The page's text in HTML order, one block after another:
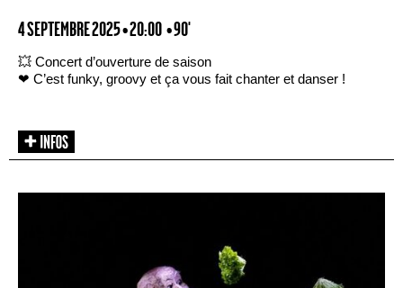
4 SEPTEMBRE 2025 • 20:00 • 90'
💥 Concert d’ouverture de saison
❤ C’est funky, groovy et ça vous fait chanter et danser !